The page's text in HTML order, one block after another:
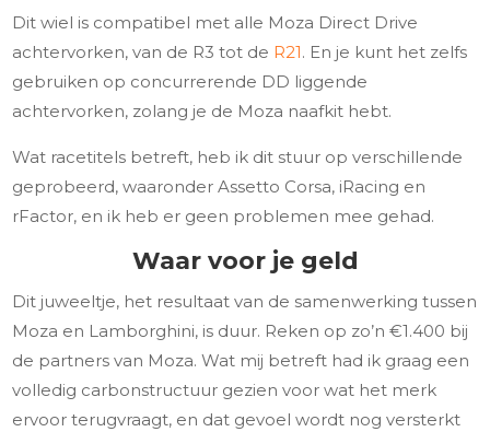
Dit wiel is compatibel met alle Moza Direct Drive
achtervorken, van de R3 tot de R21. En je kunt het zelfs
gebruiken op concurrerende DD liggende
achtervorken, zolang je de Moza naafkit hebt.
Wat racetitels betreft, heb ik dit stuur op verschillende
geprobeerd, waaronder Assetto Corsa, iRacing en
rFactor, en ik heb er geen problemen mee gehad.
Waar voor je geld
Dit juweeltje, het resultaat van de samenwerking tussen
Moza en Lamborghini, is duur. Reken op zo’n €1.400 bij
de partners van Moza. Wat mij betreft had ik graag een
volledig carbonstructuur gezien voor wat het merk
ervoor terugvraagt, en dat gevoel wordt nog versterkt